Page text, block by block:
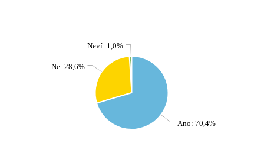
Ano: 70,4%
Ne: 28,6%
Neví: 1,0%